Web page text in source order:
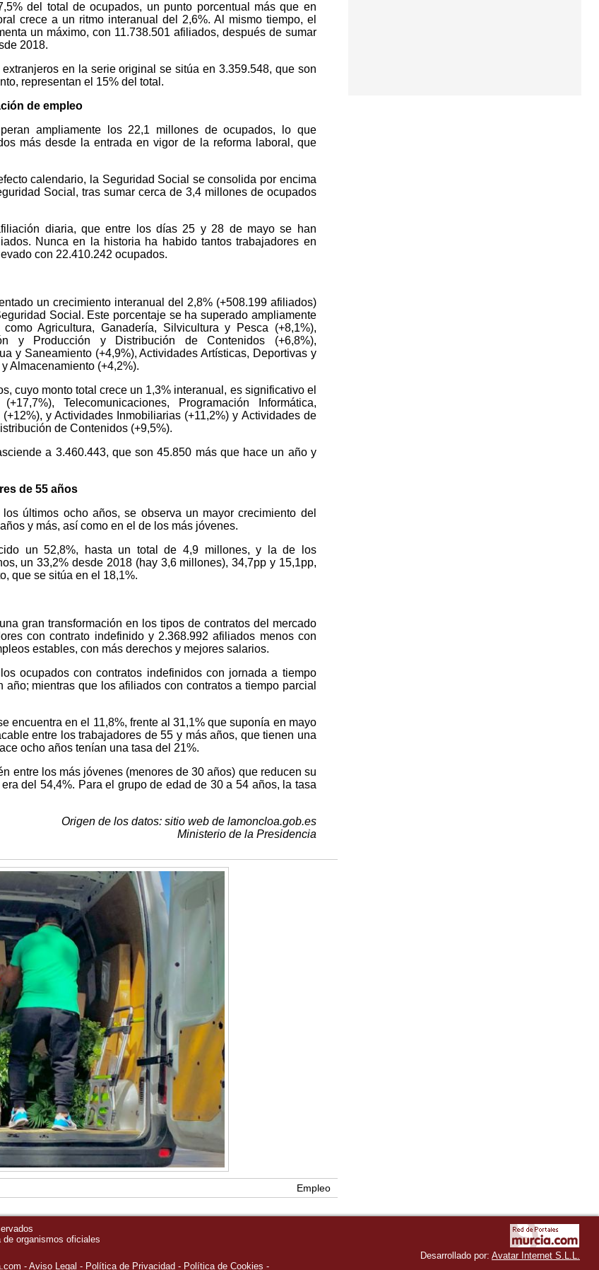
del total de ocupados, un punto porcentual más que en
crece a un ritmo interanual del 2,6%. Al mismo tiempo, el
un máximo, con 11.738.501 afiliados, después de sumar
2018.
en la serie original se sitúa en 3.359.548, que son
representan el 15% del total.
de empleo
ampliamente los 22,1 millones de ocupados, lo que
más desde la entrada en vigor de la reforma laboral, que
calendario, la Seguridad Social se consolida por encima
Social, tras sumar cerca de 3,4 millones de ocupados
diaria, que entre los días 25 y 28 de mayo se han
Nunca en la historia ha habido tantos trabajadores en
con 22.410.242 ocupados.
un crecimiento interanual del 2,8% (+508.199 afiliados)
Social. Este porcentaje se ha superado ampliamente
Agricultura, Ganadería, Silvicultura y Pesca (+8,1%),
y Producción y Distribución de Contenidos (+6,8%),
y Saneamiento (+4,9%), Actividades Artísticas, Deportivas y
Almacenamiento (+4,2%).
cuyo monto total crece un 1,3% interanual, es significativo el
Telecomunicaciones, Programación Informática,
y Actividades Inmobiliarias (+11,2%) y Actividades de
de Contenidos (+9,5%).
a 3.460.443, que son 45.850 más que hace un año y
de 55 años
últimos ocho años, se observa un mayor crecimiento del
y más, así como en el de los más jóvenes.
un 52,8%, hasta un total de 4,9 millones, y la de los
un 33,2% desde 2018 (hay 3,6 millones), 34,7pp y 15,1pp,
que se sitúa en el 18,1%.
gran transformación en los tipos de contratos del mercado
con contrato indefinido y 2.368.992 afiliados menos con
estables, con más derechos y mejores salarios.
ocupados con contratos indefinidos con jornada a tiempo
mientras que los afiliados con contratos a tiempo parcial
encuentra en el 11,8%, frente al 31,1% que suponía en mayo
entre los trabajadores de 55 y más años, que tienen una
ocho años tenían una tasa del 21%.
entre los más jóvenes (menores de 30 años) que reducen su
del 54,4%. Para el grupo de edad de 30 a 54 años, la tasa
Origen de los datos: sitio web de lamoncloa.gob.es
Ministerio de la Presidencia
Empleo
organismos oficiales
Aviso Legal Política de Privacidad - Política de Cookies
Desarrollado por: Avatar Internet S.L.L.